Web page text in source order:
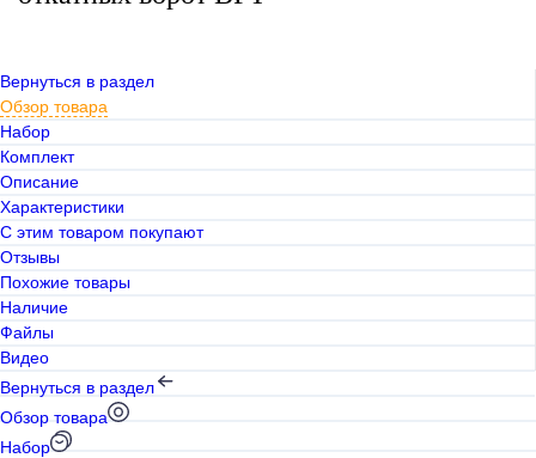
Вернуться в раздел
Обзор товара
Набор
Комплект
Описание
Характеристики
С этим товаром покупают
Отзывы
Похожие товары
Наличие
Файлы
Видео
Вернуться в раздел
Обзор товара
Набор